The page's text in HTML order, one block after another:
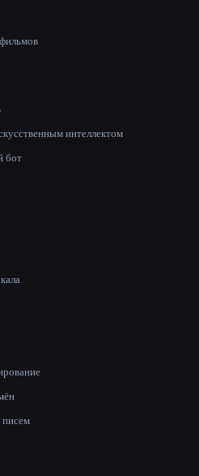
интеллектом
бот
писем